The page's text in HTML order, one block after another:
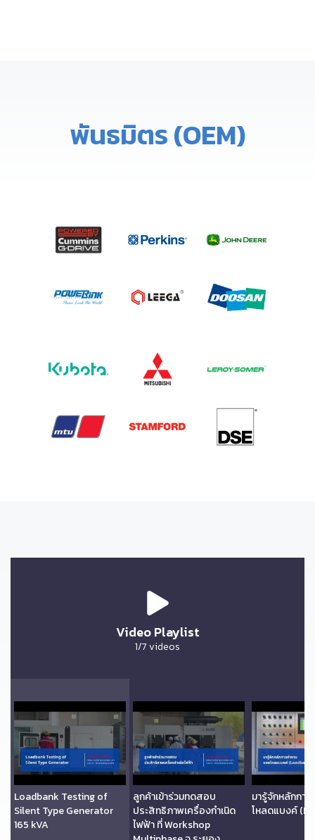
พันธมิตร (OEM)
Video Playlist
1/7videos
Loadbank Testing of
Silent Type Generator
165 kVA
ลูกค้าเข้าร่วมทดสอบ
ประสิทธิภาพเครื่องกำเนิด
ไฟฟ้า ที่ Workshop
มารู้จักหลักการ
โหลดแบงค์